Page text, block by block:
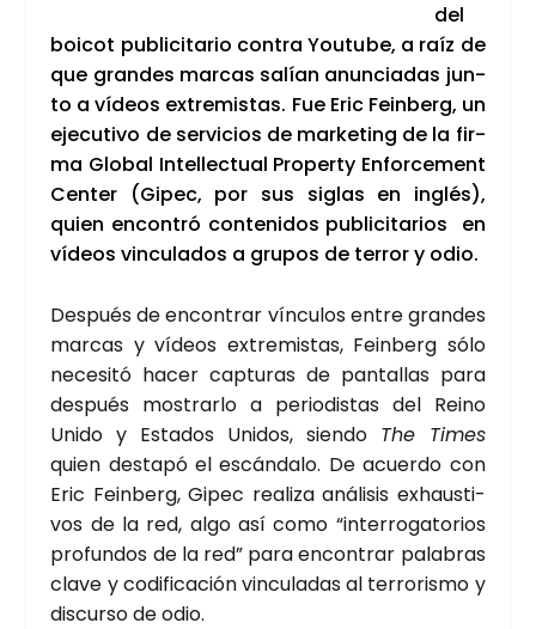
del
boi­cot publi­ci­ta­rio con­tra You­tu­be, a raíz de
que gran­des mar­cas salían anun­cia­das jun­
to a vídeos extre­mis­tas. Fue Eric Fein­berg, un
eje­cu­ti­vo de ser­vi­cios de mar­ke­ting de la fir­
ma Glo­bal Inte­llec­tual Pro­perty Enfor­ce­ment
Cen­ter (Gipec, por sus siglas en inglés),
quien encon­tró con­te­ni­dos publi­ci­ta­rios en
vídeos vin­cu­la­dos a gru­pos de terror y odio.
Des­pués de encon­trar víncu­los entre gran­des
mar­cas y vídeos extre­mis­tas, Fein­berg sólo
nece­si­tó hacer cap­tu­ras de pan­ta­llas para
des­pués mos­trar­lo a perio­dis­tas del Rei­no
Uni­do y Esta­dos Uni­dos, sien­do The Times
quien des­ta­pó el escán­da­lo. De acuer­do con
Eric Fein­berg, Gipec rea­li­za aná­li­sis exhaus­ti­
vos de la red, algo así como “inte­rro­ga­to­rios
pro­fun­dos de la red” para encon­trar pala­bras
cla­ve y codi­fi­ca­ción vin­cu­la­das al terro­ris­mo y
dis­cur­so de odio.